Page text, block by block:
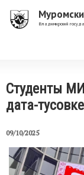
Перейти
Владимирский
Студенты
дата-
09/10/2025